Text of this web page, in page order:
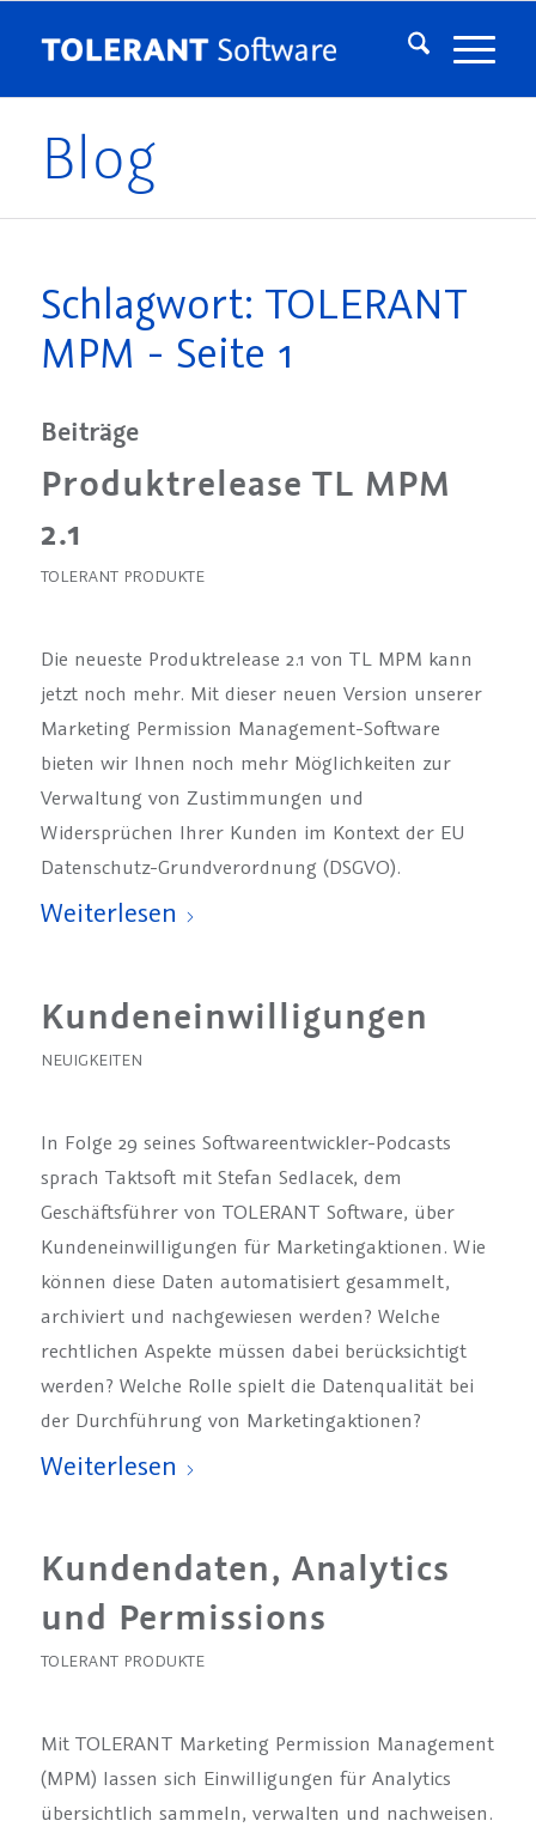
Blog
Schlagwort: TOLERANT
MPM - Seite 1
Beiträge
Produktrelease TL MPM
2.1
TOLERANT PRODUKTE
Die neueste Produktrelease 2.1 von TL MPM kann
jetzt noch mehr. Mit dieser neuen Version unserer
Marketing Permission Management-Software
bieten wir Ihnen noch mehr Möglichkeiten zur
Verwaltung von Zustimmungen und
Widersprüchen Ihrer Kunden im Kontext der EU
Datenschutz-Grundverordnung (DSGVO).
Weiterlesen
Kundeneinwilligungen
NEUIGKEITEN
In Folge 29 seines Softwareentwickler-Podcasts
sprach Taktsoft mit Stefan Sedlacek, dem
Geschäftsführer von TOLERANT Software, über
Kundeneinwilligungen für Marketingaktionen. Wie
können diese Daten automatisiert gesammelt,
archiviert und nachgewiesen werden? Welche
rechtlichen Aspekte müssen dabei berücksichtigt
werden? Welche Rolle spielt die Datenqualität bei
der Durchführung von Marketingaktionen?
Weiterlesen
Kundendaten, Analytics
und Permissions
TOLERANT PRODUKTE
Mit TOLERANT Marketing Permission Management
(MPM) lassen sich Einwilligungen für Analytics
übersichtlich sammeln, verwalten und nachweisen.